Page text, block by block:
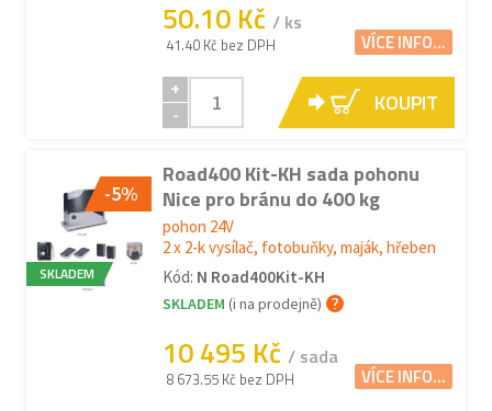
50.10 Kč / ks
41.40 Kč bez DPH VÍCE INFO...
+
-
KOUPIT
-5%
SKLADEM
Road400 Kit-KH sada pohonu
Nice pro bránu do 400 kg
pohon 24V
2 x 2-k vysílač, fotobuňky, maják, hřeben
Kód: N Road400Kit-KH
SKLADEM (i na prodejně)
10 495 Kč / sada
8 673.55 Kč bez DPH VÍCE INFO...